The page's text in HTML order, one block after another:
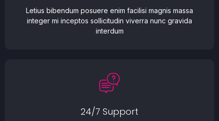
Letius bibendum posuere enim facilisi magnis massa
integer mi inceptos sollicitudin viverra nunc gravida
interdum
24/7 Support